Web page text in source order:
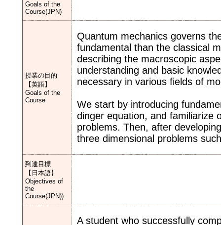
Goals of the
Course(JPN)
授業の目的
【英語】
Goals of the
Course
Quantum mechanics governs
fundamental than the classical
describing the macroscopic
understanding and basic
necessary in various fields of
We start by introducing
dinger equation, and familiarize
problems. Then, after
three dimensional problems
到達目標
【日本語】
Objectives of
the
Course(JPN))
A student who successfully